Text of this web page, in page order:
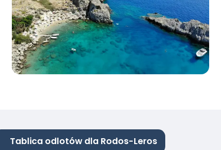
Tablica odlotów dla Rodos-Leros